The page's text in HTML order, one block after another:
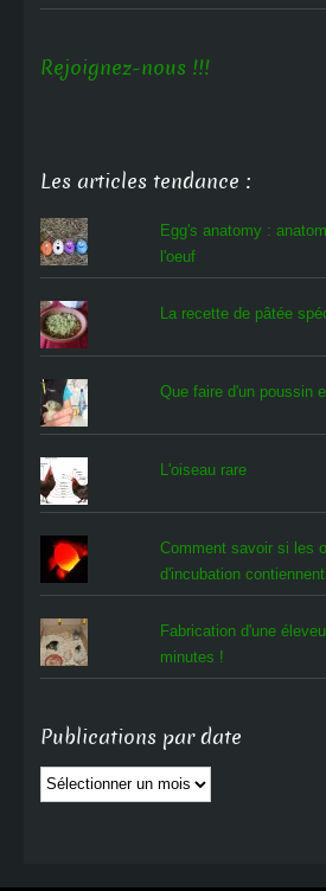
Rejoignez-nous !!!
Les articles tendance :
Egg's anatomy :
l'oeuf
La recette de pâtée
Que faire d'un poussin
L'oiseau rare
Comment savoir si les
d'incubation
Fabrication d'une
minutes !
Publications par date
Publications
par